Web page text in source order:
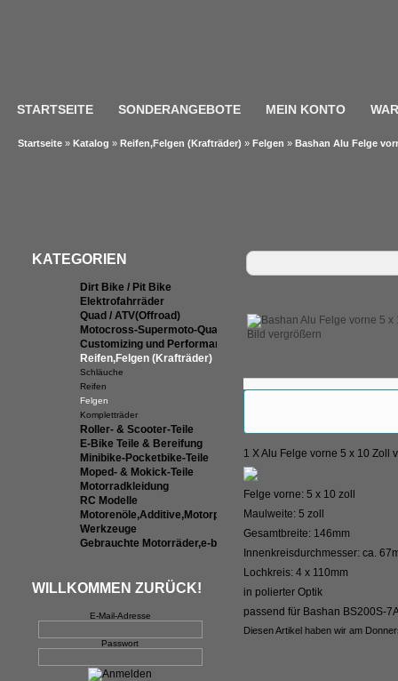
STARTSEITE SONDERANGEBOTE MEIN KONTO
Startseite » Katalog » Reifen,Felgen (Krafträder) » Felgen » Bashan Alu Felge
Bild vergrößern
1 X Alu Felge vorne 5 x 10 Zoll
Felge vorne: 5 x 10 zoll
Maulweite: 5 zoll
Gesamtbreite: 146mm
Innenkreisdurchmesser: ca.
Lochkreis: 4 x 110mm
in polierter Optik
passend für Bashan BS200S-
Diesen Artikel haben wir am
KATEGORIEN
Dirt Bike / Pit Bike
Elektrofahrräder
Quad / ATV(Offroad)
Motocross-Supermoto-Quad-Teile
Customizing und Performance
Reifen,Felgen (Krafträder)
Schläuche
Reifen
Felgen
Kompletträder
Roller- & Scooter-Teile
E-Bike Teile & Bereifung
Minibike-Pocketbike-Teile
Moped- & Mokick-Teile
Motorradkleidung
RC Modelle
Motorenöle,Additive,Motorpflege
Werkzeuge
Gebrauchte Motorräder,e-bikes &
WILLKOMMEN ZURÜCK!
E-Mail-Adresse
Passwort